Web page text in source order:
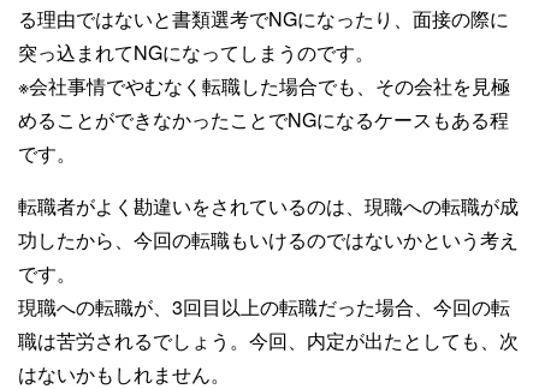
る理由ではないと書類選考でNGになったり、面接の際に
突っ込まれてNGになってしまうのです。
※会社事情でやむなく転職した場合でも、その会社を見極
めることができなかったことでNGになるケースもある程
です。
転職者がよく勘違いをされているのは、現職への転職が成
功したから、今回の転職もいけるのではないかという考え
です。
現職への転職が、3回目以上の転職だった場合、今回の転
職は苦労されるでしょう。今回、内定が出たとしても、次
はないかもしれません。